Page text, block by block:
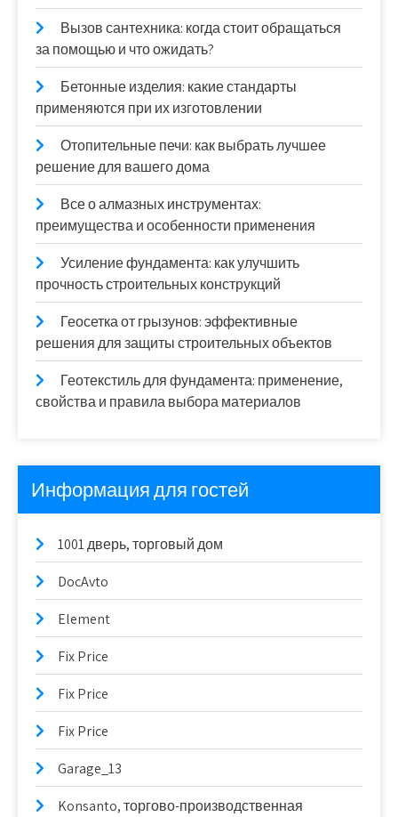
Вызов сантехника: когда стоит обращаться
за помощью и что ожидать?
Бетонные изделия: какие стандарты
применяются при их изготовлении
Отопительные печи: как выбрать лучшее
решение для вашего дома
Все о алмазных инструментах:
преимущества и особенности применения
Усиление фундамента: как улучшить
прочность строительных конструкций
Геосетка от грызунов: эффективные
решения для защиты строительных объектов
Геотекстиль для фундамента: применение,
свойства и правила выбора материалов
Информация для гостей
1001 дверь, торговый дом
DocAvto
Element
Fix Price
Fix Price
Fix Price
Garage_13
Konsanto, торгово-производственная